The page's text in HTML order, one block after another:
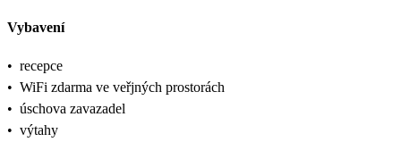
Vybavení
• recepce
• WiFi zdarma ve veřjných prostorách
• úschova zavazadel
• výtahy